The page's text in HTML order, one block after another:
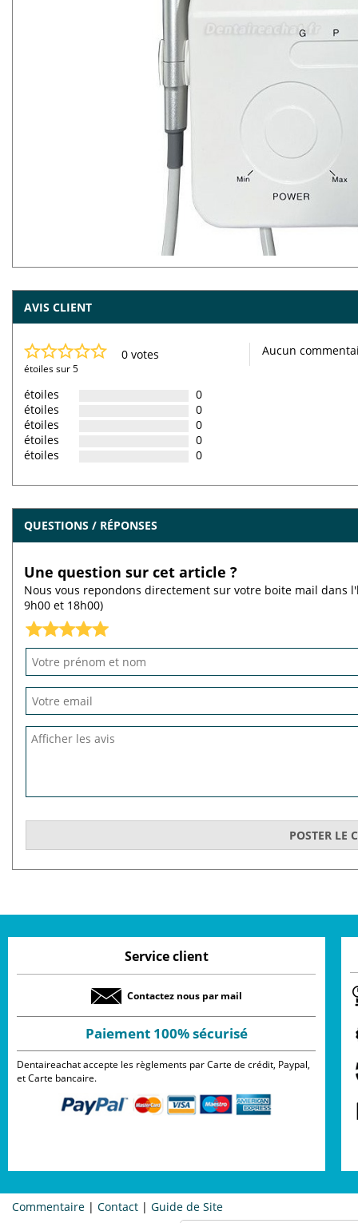
AVIS CLIENT
0 votes
étoiles sur 5
étoiles
0
étoiles
0
étoiles
0
étoiles
0
étoiles
0
Aucun
QUESTIONS / RÉPONSES
Une question sur cet article ?
Nous vous repondons directement sur votre boite mail
9h00 et 18h00)
Service client
Contactez nous par mail
Paiement 100% sécurisé
Dentaireachat accepte les règlements par Carte de crédit, Paypal,
et Carte bancaire.
Commentaire | Contact | Guide de Site